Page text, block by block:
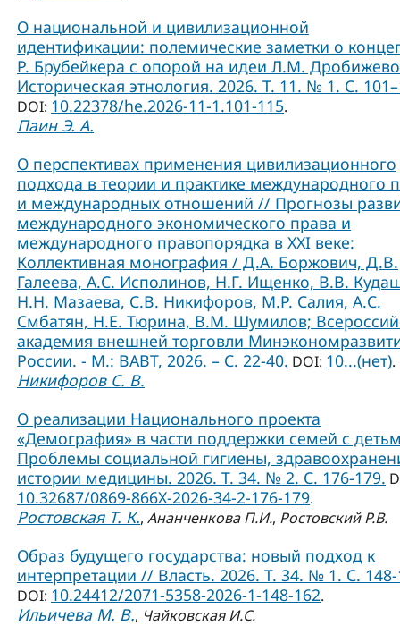
О национальной и цивилизационной
идентификации: полемические заметки о
Р. Брубейкера с опорой на идеи Л.М.
Историческая этнология. 2026. Т. 11. № 1. С.
DOI: 10.22378/he.2026-11-1.101-115.
Паин Э. А.
О перспективах применения цивилизационного
подхода в теории и практике международного
и международных отношений // Прогнозы
международного экономического права и
международного правопорядка в XXI веке:
Коллективная монография / Д.А. Боржович, Д.В.
Галеева, А.С. Исполинов, Н.Г. Ищенко, В.В.
Н.Н. Мазаева, С.В. Никифоров, М.Р. Салия, А.С.
Смбатян, Н.Е. Тюрина, В.М. Шумилов;
академия внешней торговли
России. - М.: ВАВТ, 2026. – С. 22-40. DOI: 10...(нет).
Никифоров С. В.
О реализации Национального проекта
«Демография» в части поддержки семей с
Проблемы социальной гигиены,
истории медицины. 2026. Т. 34. № 2. С. 176-179.
10.32687/0869-866X-2026-34-2-176-179.
Ростовская Т. К., Ананченкова П.И., Ростовский Р.В.
Образ будущего государства: новый подход к
интерпретации // Власть. 2026. Т. 34. № 1. С.
DOI: 10.24412/2071-5358-2026-1-148-162.
Ильичева М. В., Чайковская И.С.